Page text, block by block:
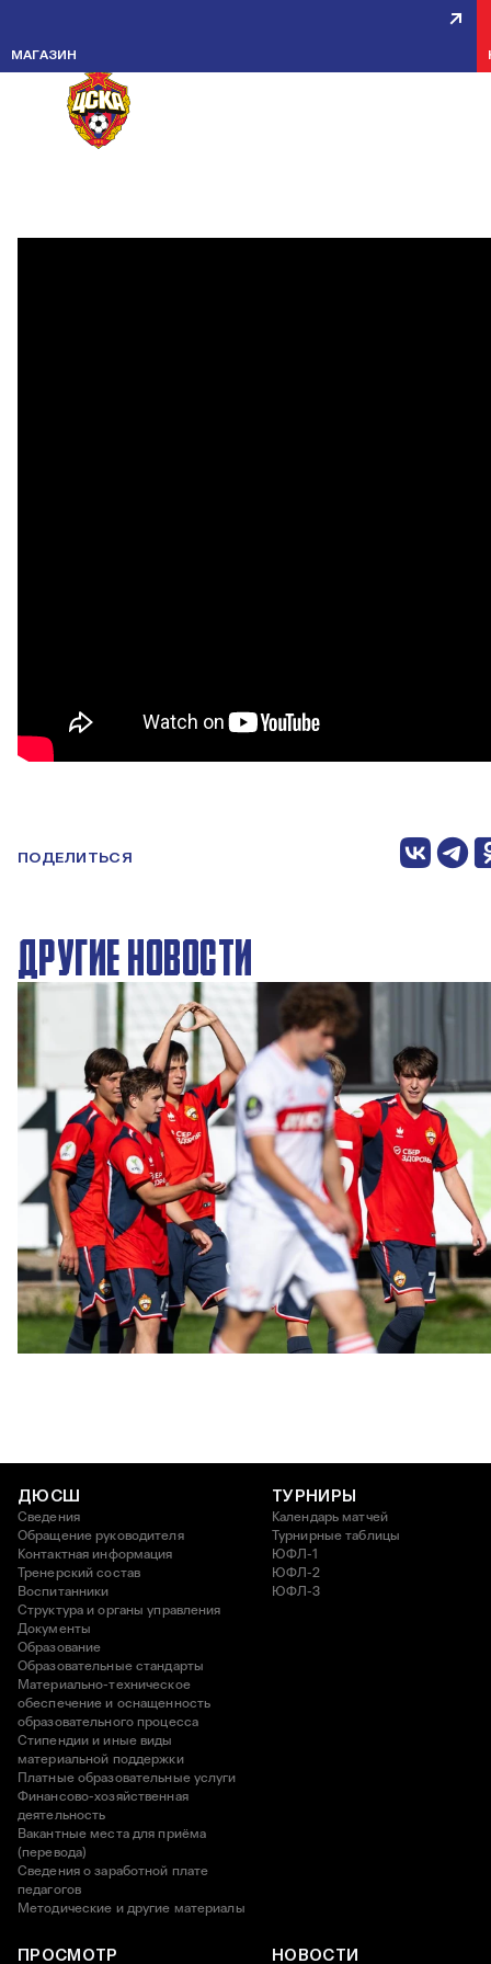
МАГАЗИНПРЯМАЯ ТРАНСЛЯЦИЯ ФИНАЛА
ПЕРВЕНСТВА РОССИИ ПФК
— СШОР ЗЕНИТ
ПОДЕЛИТЬСЯ
ДРУГИЕ НОВОСТИ
ЮФЛ: Московское дерби на «Октябре»
3 АВГУСТА 2026 14:15
ДЮСШ
Сведения
Обращение руководителя
Контактная информация
Тренерский состав
Воспитанники
Структура и органы управления
Документы
Образование
Образовательные стандарты
Материально-техническое
обеспечение и оснащенность
образовательного процесса
Стипендии и иные виды
материальной поддержки
Платные образовательные услуги
Финансово-хозяйственная
деятельность
Вакантные места для приёма
(перевода)
Сведения о заработной плате
педагогов
Методические и другие материалы
ТУРНИРЫ
Календарь матчей
Турнирные таблицы
ЮФЛ-1
ЮФЛ-2
ЮФЛ-3
ПРОСМОТР НОВОСТИ